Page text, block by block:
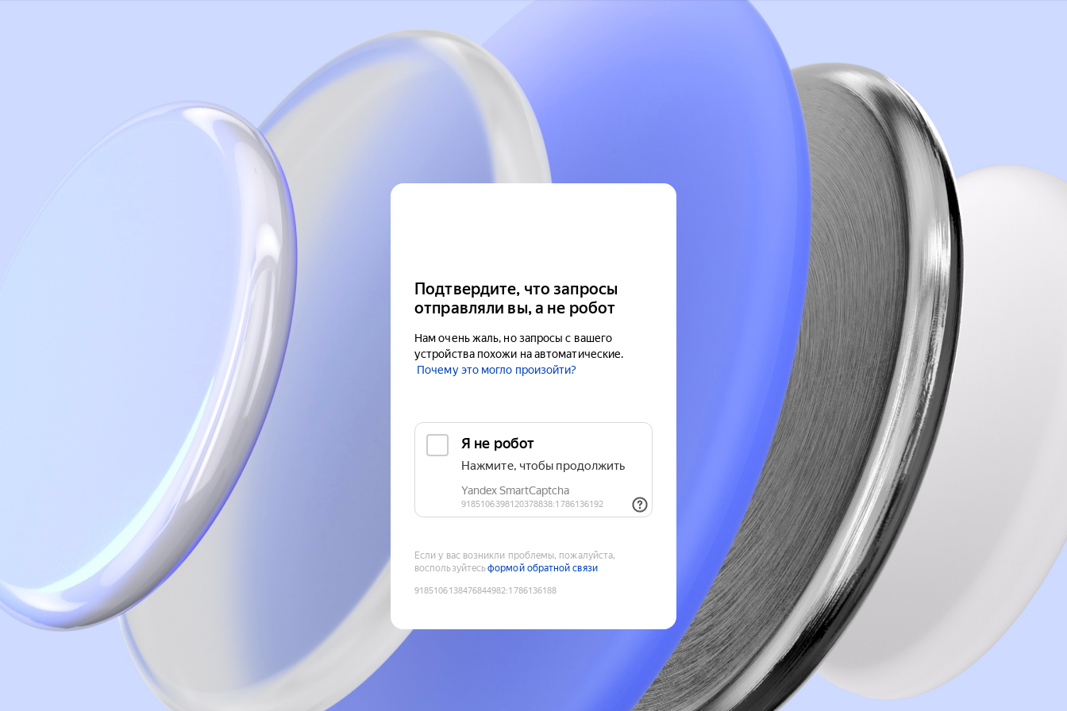
Подтвердите, что запросы
отправляли вы, а не робот
Нам очень жаль, но запросы с вашего
устройства похожи на автоматические.
Почему это могло произойти?
Если у вас возникли проблемы, пожалуйста,
воспользуйтесьформой обратной связи
9185106138476844982:1786136188